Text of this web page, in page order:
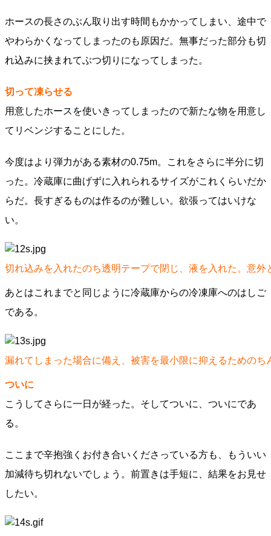
ホースの長さのぶん取り出す時間もかかってしまい、途中で
やわらかくなってしまったのも原因だ。無事だった部分も切
れ込みに挟まれてぶつ切りになってしまった。
切って凍らせる
用意したホースを使いきってしまったので新たな物を用意し
てリベンジすることにした。
今度はより弾力がある素材の0.75m。これをさらに半分に切
った。冷蔵庫に曲げずに入れられるサイズがこれくらいだか
らだ。長すぎるものは作るのが難しい。欲張ってはいけな
い。
切れ込みを入れたのち透明テープで閉じ、液を入れた。意外
あとはこれまでと同じように冷蔵庫からの冷凍庫へのはしご
である。
漏れてしまった場合に備え、被害を最小限に抑えるためのち
ついに
こうしてさらに一日が経った。そしてついに、ついにであ
る。
ここまで辛抱強くお付き合いくださっている方も、もういい
加減待ち切れないでしょう。前置きは手短に、結果をお見せ
したい。